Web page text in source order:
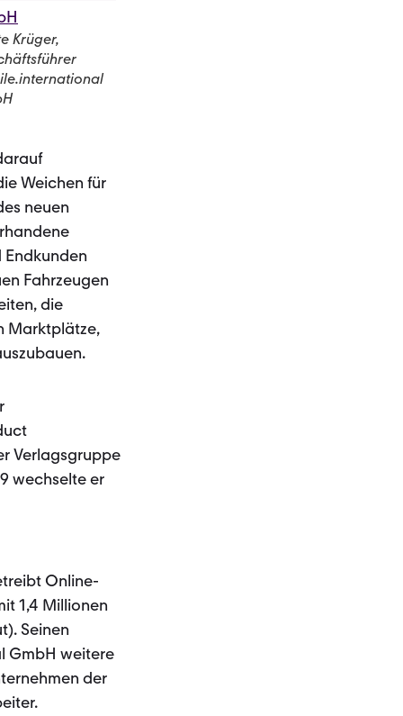
Krüger,
Weichen für
neuen
Endkunden
Fahrzeugen
die
Marktplätze,
Verlagsgruppe
wechselte er
Online-
1,4 Millionen
Seinen
GmbH weitere
der